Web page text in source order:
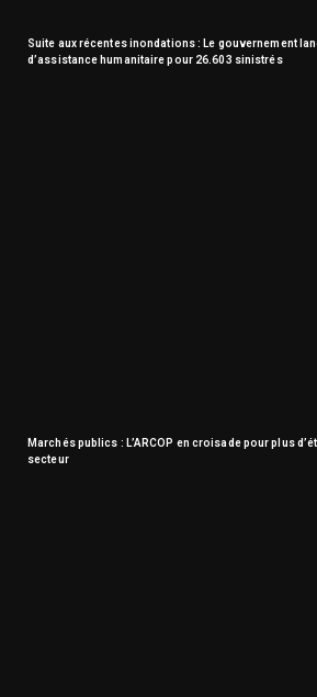
Suite aux récentes inondations : Le gouvernement
d’assistance humanitaire pour 26.603 sinistrés
Marchés publics : L’ARCOP en croisade pour plus
secteur